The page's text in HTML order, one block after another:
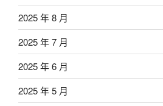
2025 年 8 月
2025 年 7 月
2025 年 6 月
2025 年 5 月